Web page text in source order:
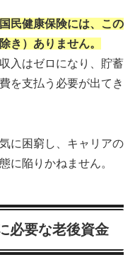
民健康保険には、この
き）ありません。
入はゼロになり、貯蓄
を支払う必要が出てき
に困窮し、キャリアの
に陥りかねません。
必要な老後資金